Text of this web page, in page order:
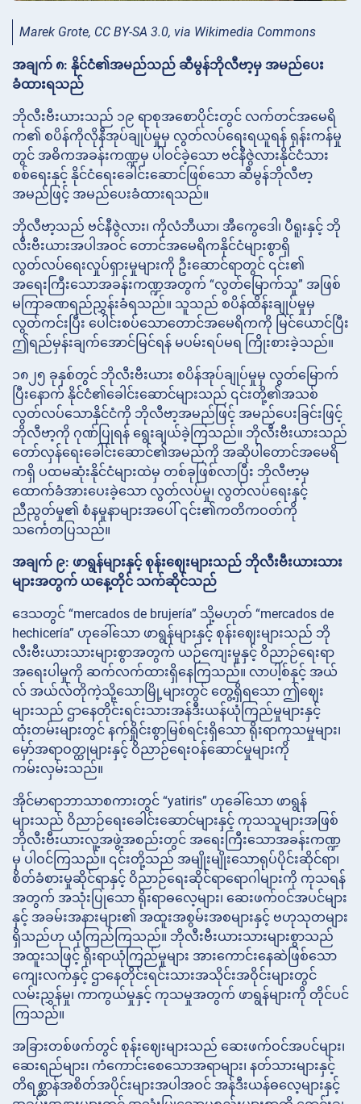
Marek Grote, CC BY-SA 3.0, via Wikimedia Commons
အချက် ၈: နိုင်ငံ၏အမည်သည် ဆီမွန်ဘိုလီဗာ့မှ အမည်ပေး
ခံထားရသည်
ဘိုလီးဗီးယားသည် ၁၉ ရာစုအစောပိုင်းတွင် လက်တင်အမေရိ
က၏ စပိန်ကိုလိုနီအုပ်ချုပ်မှုမှ လွတ်လပ်ရေးရယူရန် ရုန်းကန်မှု
တွင် အဓိကအခန်းကဏ္ဍမှ ပါဝင်ခဲ့သော ဗင်နီဇွဲလားနိုင်ငံသား
စစ်ရေးနှင့် နိုင်ငံရေးခေါင်းဆောင်ဖြစ်သော ဆီမွန်ဘိုလီဗာ့
အမည်ဖြင့် အမည်ပေးခံထားရသည်။
ဘိုလီဗာ့သည် ဗင်နီဇွဲလား၊ ကိုလံဘီယာ၊ အီကွေဒေါ၊ ပီရူးနှင့် ဘို
လီးဗီးယားအပါအဝင် တောင်အမေရိကနိုင်ငံများစွာရှိ
လွတ်လပ်ရေးလှုပ်ရှားမှုများကို ဦးဆောင်ရာတွင် ၎င်း၏
အရေးကြီးသောအခန်းကဏ္ဍအတွက် “လွတ်မြောက်သူ” အဖြစ်
မကြာခဏရည်ညွှန်းခံရသည်။ သူသည် စပိန်ထိန်းချုပ်မှုမှ
လွတ်ကင်းပြီး ပေါင်းစပ်သောတောင်အမေရိကကို မြင်ယောင်ပြီး
ဤရည်မှန်းချက်အောင်မြင်ရန် မပမ်းရပ်မရ ကြိုးစားခဲ့သည်။
၁၈၂၅ ခုနှစ်တွင် ဘိုလီးဗီးယား စပိန်အုပ်ချုပ်မှုမှ လွတ်မြောက်
ပြီးနောက် နိုင်ငံ၏ခေါင်းဆောင်များသည် ၎င်းတို့၏အသစ်
လွတ်လပ်သောနိုင်ငံကို ဘိုလီဗာ့အမည်ဖြင့် အမည်ပေးခြင်းဖြင့်
ဘိုလီဗာ့ကို ဂုဏ်ပြုရန် ရွေးချယ်ခဲ့ကြသည်။ ဘိုလီးဗီးယားသည်
တော်လှန်ရေးခေါင်းဆောင်၏အမည်ကို အဆိုပါတောင်အမေရိ
ကရှိ ပထမဆုံးနိုင်ငံများထဲမှ တစ်ခုဖြစ်လာပြီး ဘိုလီဗာ့မှ
ထောက်ခံအားပေးခဲ့သော လွတ်လပ်မှု၊ လွတ်လပ်ရေးနှင့်
ညီညွတ်မှု၏ စံနမူနာများအပေါ် ၎င်း၏ကတိကဝတ်ကို
သင်္ကေတပြသည်။
အချက် ၉: ဖာရွန်များနှင့် စုန်းဈေးများသည် ဘိုလီးဗီးယားသား
များအတွက် ယနေ့တိုင် သက်ဆိုင်သည်
ဒေသတွင် “mercados de brujería” သို့မဟုတ် “mercados de
hechicería” ဟုခေါ်သော ဖာရွန်များနှင့် စုန်းဈေးများသည် ဘို
လီးဗီးယားသားများစွာအတွက် ယဉ်ကျေးမှုနှင့် ဝိညာဉ်ရေးရာ
အရေးပါမှုကို ဆက်လက်ထားရှိနေကြသည်။ လာပါ့စ်နှင့် အယ်
လ် အယ်လ်တိုကဲ့သို့သောမြို့များတွင် တွေ့ရှိရသော ဤဈေး
များသည် ဌာနေတိုင်းရင်းသားအန်ဒီးယန်ယုံကြည်မှုများနှင့်
ထုံးတမ်းများတွင် နက်ရှိုင်းစွာမြစ်ရင်းရှိသော ရိုးရာကုသမှုများ၊
မှော်အရာဝတ္ထုများနှင့် ဝိညာဉ်ရေးဝန်ဆောင်မှုများကို
ကမ်းလှမ်းသည်။
အိုင်မာရာဘာသာစကားတွင် “yatiris” ဟုခေါ်သော ဖာရွန်
များသည် ဝိညာဉ်ရေးခေါင်းဆောင်များနှင့် ကုသသူများအဖြစ်
ဘိုလီးဗီးယားလူ့အဖွဲ့အစည်းတွင် အရေးကြီးသောအခန်းကဏ္ဍ
မှ ပါဝင်ကြသည်။ ၎င်းတို့သည် အမျိုးမျိုးသောရုပ်ပိုင်းဆိုင်ရာ၊
စိတ်ခံစားမှုဆိုင်ရာနှင့် ဝိညာဉ်ရေးဆိုင်ရာရောဂါများကို ကုသရန်
အတွက် အသုံးပြုသော ရိုးရာဓလေ့များ၊ ဆေးဖက်ဝင်အပင်များ
နှင့် အခမ်းအနားများ၏ အထူးအစွမ်းအစများနှင့် ဗဟုသုတများ
ရှိသည်ဟု ယုံကြည်ကြသည်။ ဘိုလီးဗီးယားသားများစွာသည်
အထူးသဖြင့် ရိုးရာယုံကြည်မှုများ အားကောင်းနေဆဲဖြစ်သော
ကျေးလက်နှင့် ဌာနေတိုင်းရင်းသားအသိုင်းအဝိုင်းများတွင်
လမ်းညွှန်မှု၊ ကာကွယ်မှုနှင့် ကုသမှုအတွက် ဖာရွန်များကို တိုင်ပင်
ကြသည်။
အခြားတစ်ဖက်တွင် စုန်းဈေးများသည် ဆေးဖက်ဝင်အပင်များ၊
ဆေးရည်များ၊ ကံကောင်းစေသောအရာများ၊ နတ်သားများနှင့်
တိရစ္ဆာန်အစိတ်အပိုင်းများအပါအဝင် အန်ဒီးယန်ဓလေ့များနှင့်